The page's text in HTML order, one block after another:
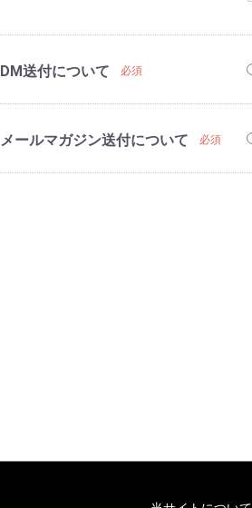
DM送付について 必須
メールマガジン送付について 必須